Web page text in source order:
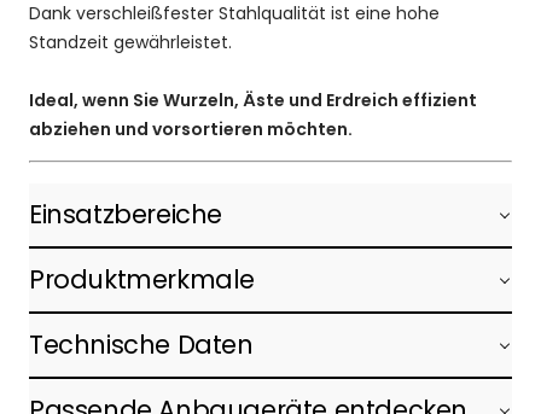
Dank verschleißfester Stahlqualität ist eine hohe
Standzeit gewährleistet.
Ideal, wenn Sie Wurzeln, Äste und Erdreich effizient
abziehen und vorsortieren möchten.
Einsatzbereiche
Produktmerkmale
Technische Daten